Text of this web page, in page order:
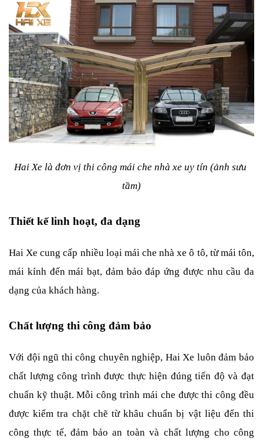
Hai Xe là đơn vị thi công mái che nhà xe uy tín (ảnh sưu
tầm)
Thiết kế linh hoạt, đa dạng
Hai Xe cung cấp nhiều loại mái che nhà xe ô tô, từ mái tôn,
mái kính đến mái bạt, đảm bảo đáp ứng được nhu cầu đa
dạng của khách hàng.
Chất lượng thi công đảm bảo
Với đội ngũ thi công chuyên nghiệp, Hai Xe luôn đảm bảo
chất lượng công trình được thực hiện đúng tiến độ và đạt
chuẩn kỹ thuật. Mỗi công trình mái che được thi công đều
được kiểm tra chặt chẽ từ khâu chuẩn bị vật liệu đến thi
công thực tế, đảm bảo an toàn và chất lượng cho công